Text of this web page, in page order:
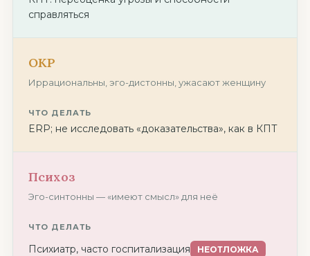
справляться
ОКР
Иррациональны, эго-дистонны, ужасают женщину
ЧТО ДЕЛАТЬ
ERP; не исследовать «доказательства», как в КПТ
Психоз
Эго-синтонны — «имеют смысл» для неё
ЧТО ДЕЛАТЬ
Психиатр, часто госпитализация НЕОТЛОЖКА